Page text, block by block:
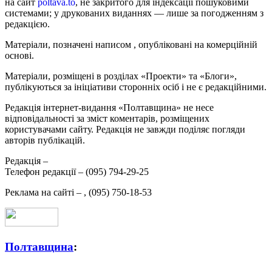
на сайт poltava.to, не закритого для індексації пошуковими
системами; у друкованих виданнях — лише за погодженням з
редакцією.
Матеріали, позначені написом , опубліковані на комерційній
основі.
Матеріали, розміщені в розділах «Проекти» та «Блоги»,
публікуються за ініціативи сторонніх осіб і не є редакційними.
Редакція інтернет-видання «Полтавщина» не несе
відповідальності за зміст коментарів, розміщених
користувачами сайту. Редакція не завжди поділяє погляди
авторів публікацій.
Редакція –
Телефон редакції – (095) 794-29-25
Реклама на сайті – , (095) 750-18-53
Полтавщина: